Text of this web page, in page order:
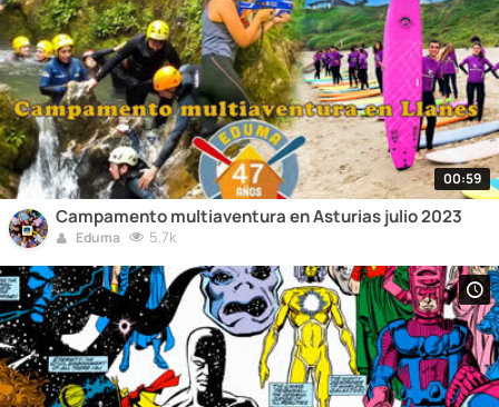
00:59
Campamento multiaventura en Asturias julio 2023
Eduma 5.7k